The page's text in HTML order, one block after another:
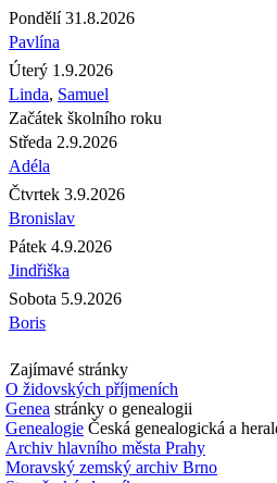
Pondělí 31.8.2026
Pavlína
Úterý 1.9.2026
Linda, Samuel
Začátek školního roku
Středa 2.9.2026
Adéla
Čtvrtek 3.9.2026
Bronislav
Pátek 4.9.2026
Jindřiška
Sobota 5.9.2026
Boris
Zajímavé stránky
O židovských příjmeních
Genea stránky o genealogii
Genealogie Česká genealogická a
Archiv hlavního města Prahy
Moravský zemský archiv Brno